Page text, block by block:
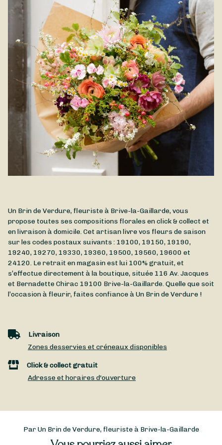
Un Brin de Verdure, fleuriste à Brive-la-Gaillarde, vous
propose toutes ses compositions florales en click & collect et
en livraison à domicile. Cet artisan livre vos fleurs de saison
sur les codes postaux suivants : 19100, 19150, 19190,
19240, 19270, 19330, 19360, 19500, 19560, 19600 et
24120. Le retrait en magasin est lui 100% gratuit, et
s’effectue directement à la boutique, située 116 Av. Jacques
et Bernadette Chirac 19100 Brive-la-Gaillarde. Quelle que soit
l’occasion à fleurir, faites confiance à Un Brin de Verdure !
Livraison
Zones desservies et créneaux disponibles
Click & collect gratuit
Adresse et horaires d'ouverture
Par Un Brin de Verdure, fleuriste à Brive-la-Gaillarde